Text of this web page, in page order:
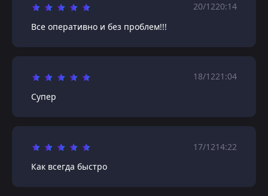
20/1220:14
Все оперативно и без проблем!!!
18/1221:04
Супер
17/1214:22
Как всегда быстро